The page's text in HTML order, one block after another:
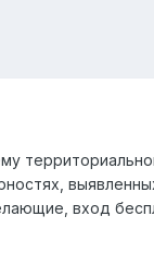
вход